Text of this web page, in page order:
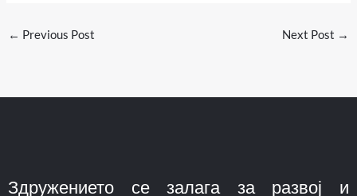
← Previous Post Next Post →
Здружението се залага за развој и